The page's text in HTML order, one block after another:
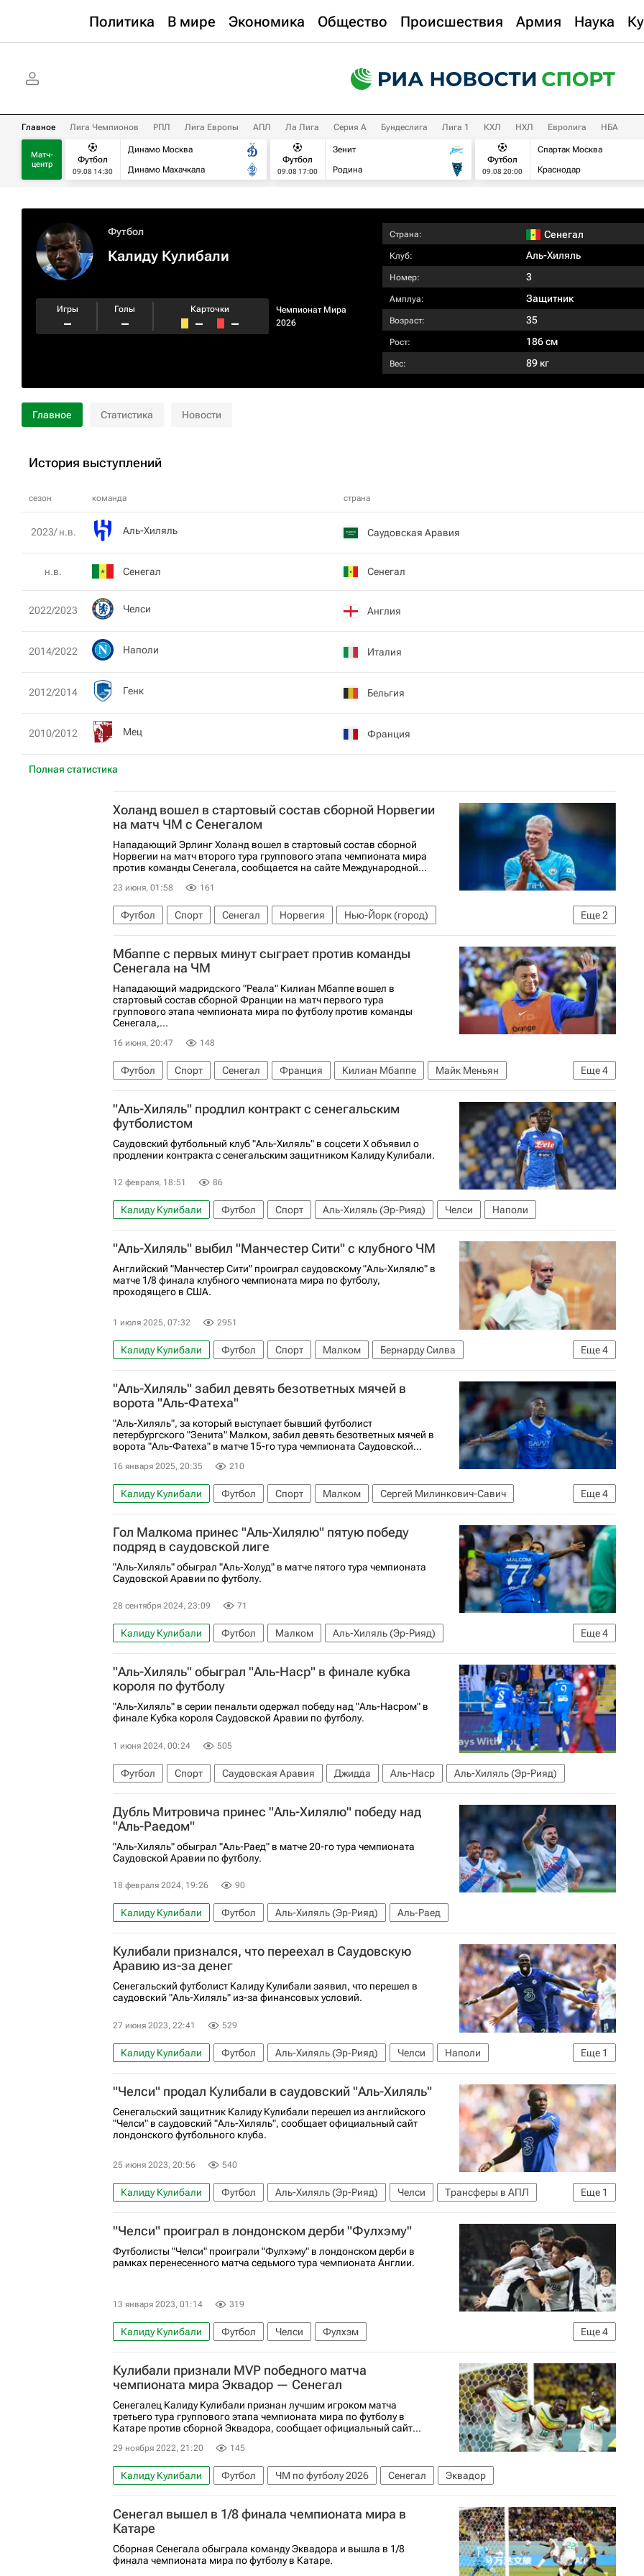
Политика В мире Экономика Общество Происшествия Армия Наука
Главное Лига Чемпионов РПЛ Лига Европы АПЛ Ла Лига Серия А Бундеслига Лига 1 КХЛ НХЛ Евролига НБА
Матч-
центр
Футбол
09.08 14:30
Динамо Москва
Динамо Махачкала
Футбол
09.08 17:00
Зенит
Родина
Футбол
09.08 20:00
Спартак Москва
Краснодар
Футбол
Калиду Кулибали
Чемпионат Мира
2026
Игры
–
Голы
–
Карточки
– –
Страна: Сенегал
Клуб: Аль-Хиляль
Номер: 3
Амплуа: Защитник
Возраст: 35
Рост: 186 см
Вес: 89 кг
Главное Статистика Новости
История выступлений
сезон команда страна
Полная статистика
2023/ н.в. Аль-Хиляль Саудовская Аравия
н.в. Сенегал Сенегал
2022/2023 Челси Англия
2014/2022 Наполи Италия
2012/2014 Генк Бельгия
2010/2012 Мец Франция
Холанд вошел в стартовый состав сборной Норвегии
на матч ЧМ с Сенегалом
Нападающий Эрлинг Холанд вошел в стартовый состав сборной
Норвегии на матч второго тура группового этапа чемпионата мира
против команды Сенегала, сообщается на сайте Международной...
23 июня, 01:58 161
Еще2
Футбол Спорт Сенегал Норвегия
Нью-Йорк (город)
Международная федерация футбола (ФИФА)
ЧМ по футболу 2026
Мбаппе с первых минут сыграет против команды
Сенегала на ЧМ
Нападающий мадридского "Реала" Килиан Мбаппе вошел в
стартовый состав сборной Франции на матч первого тура
группового этапа чемпионата мира по футболу против команды
Сенегала,...
16 июня, 20:47 148
Еще4
Футбол Спорт Сенегал Франция Килиан Мбаппе
Майк Меньян
Дайо Упамекано
Реал Мадрид
Международная федерация футбола (ФИФА)
ЧМ по футболу 2026
"Аль-Хиляль" продлил контракт с сенегальским
футболистом
Саудовский футбольный клуб "Аль-Хиляль" в соцсети Х объявил о
продлении контракта с сенегальским защитником Калиду Кулибали.
12 февраля, 18:51 86
Калиду Кулибали Футбол Спорт Аль-Хиляль (Эр-Рияд) Челси Наполи
"Аль-Хиляль" выбил "Манчестер Сити" с клубного ЧМ
Английский "Манчестер Сити" проиграл саудовскому "Аль-Хилялю" в
матче 1/8 финала клубного чемпионата мира по футболу,
проходящего в США.
1 июля 2025, 07:32 2951
Еще4
Калиду Кулибали Футбол Спорт Малком
Бернарду Силва
Аль-Хиляль (Эр-Рияд)
Манчестер Сити
Флуминенсе
Клубный чемпионат мира по футболу
"Аль-Хиляль" забил девять безответных мячей в
ворота "Аль-Фатеха"
"Аль-Хиляль", за который выступает бывший футболист
петербургского "Зенита" Малком, забил девять безответных мячей в
ворота "Аль-Фатеха" в матче 15-го тура чемпионата Саудовской...
16 января 2025, 20:35 210
Еще4
Калиду Кулибали Футбол Спорт Малком
Сергей Милинкович-Савич
Аль-Хиляль (Эр-Рияд)
Аль-Фатех Зенит Саудовская Про лига 2025/2026
Гол Малкома принес "Аль-Хилялю" пятую победу
подряд в саудовской лиге
"Аль-Хиляль" обыграл "Аль-Холуд" в матче пятого тура чемпионата
Саудовской Аравии по футболу.
28 сентября 2024, 23:09 71
Еще4
Калиду Кулибали Футбол Малком
Аль-Хиляль (Эр-Рияд)
Саудовская Про лига 2025/2026
Спорт Ренан Лоди Уильям Трост-Эконг
"Аль-Хиляль" обыграл "Аль-Наср" в финале кубка
короля по футболу
"Аль-Хиляль" в серии пенальти одержал победу над "Аль-Насром" в
финале Кубка короля Саудовской Аравии по футболу.
1 июня 2024, 00:24 505
Футбол Спорт Саудовская Аравия Джидда Аль-Наср Аль-Хиляль (Эр-Рияд)
Дубль Митровича принес "Аль-Хилялю" победу над
"Аль-Раедом"
"Аль-Хиляль" обыграл "Аль-Раед" в матче 20-го тура чемпионата
Саудовской Аравии по футболу.
18 февраля 2024, 19:26 90
Калиду Кулибали Футбол Аль-Хиляль (Эр-Рияд) Аль-Раед
Кулибали признался, что переехал в Саудовскую
Аравию из-за денег
Сенегальский футболист Калиду Кулибали заявил, что перешел в
саудовский "Аль-Хиляль" из-за финансовых условий.
27 июня 2023, 22:41 529
Еще 1
Калиду Кулибали Футбол Аль-Хиляль (Эр-Рияд) Челси
Наполи
Трансферы в АПЛ
"Челси" продал Кулибали в саудовский "Аль-Хиляль"
Сенегальский защитник Калиду Кулибали перешел из английского
"Челси" в саудовский "Аль-Хиляль", сообщает официальный сайт
лондонского футбольного клуба.
25 июня 2023, 20:56 540
Еще 1
Калиду Кулибали Футбол Аль-Хиляль (Эр-Рияд) Челси
Трансферы в АПЛ
АПЛ 2026-2027 (Чемпионат Англии по футболу)
"Челси" проиграл в лондонском дерби "Фулхэму"
Футболисты "Челси" проиграли "Фулхэму" в лондонском дерби в
рамках перенесенного матча седьмого тура чемпионата Англии.
13 января 2023, 01:14 319
Еще4
Калиду Кулибали Футбол Челси
Фулхэм
АПЛ 2026-2027 (Чемпионат Англии по футболу)
Спорт Карлос Винисиус Виллиан
Кулибали признали MVP победного матча
чемпионата мира Эквадор — Сенегал
Сенегалец Калиду Кулибали признан лучшим игроком матча
третьего тура группового этапа чемпионата мира по футболу в
Катаре против сборной Эквадора, сообщает официальный сайт...
29 ноября 2022, 21:20 145
Калиду Кулибали Футбол ЧМ по футболу 2026 Сенегал Эквадор
Сенегал вышел в 1/8 финала чемпионата мира в
Катаре
Сборная Сенегала обыграла команду Эквадора и вышла в 1/8
финала чемпионата мира по футболу в Катаре.